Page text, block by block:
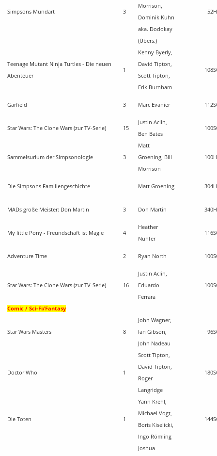
Simpsons Mundart 3
Morrison,
Dominik Kuhn
aka. Dodokay
(Übers.)
52
Teenage Mutant Ninja Turtles - Die neuen
Abenteuer
1
Kenny Byerly,
David Tipton,
Scott Tipton,
Erik Burnham
108
Garfield 3 Marc Evanier 112
Star Wars: The Clone Wars (zur TV-Serie) 15
Justin Aclin,
Ben Bates
100
Sammelsurium der Simpsonologie 3
Matt
Groening, Bill
Morrison
100
Die Simpsons Familiengeschichte Matt Groening 304
MADs große Meister: Don Martin 3 Don Martin 340
My little Pony - Freundschaft ist Magie 4
Heather
Nuhfer
116
Adventure Time 2 Ryan North 100
Star Wars: The Clone Wars (zur TV-Serie) 16
Justin Aclin,
Eduardo
Ferrara
100
Comic / Sci-Fi/Fantasy
Star Wars Masters 8
John Wagner,
Ian Gibson,
John Nadeau
96
Doctor Who 1
Scott Tipton,
David Tipton,
Roger
Langridge
180
Die Toten 1
Yann Krehl,
Michael Vogt,
Boris Kiselicki,
Ingo Römling
144
Joshua